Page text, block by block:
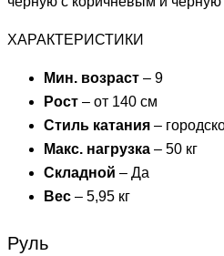
ХАРАКТЕРИСТИКИ
Мин. возраст – 9
Рост – от 140 см
Стиль катания –
Макс. нагрузка – 50 кг
Складной – Да
Вес – 5,95 кг
Руль